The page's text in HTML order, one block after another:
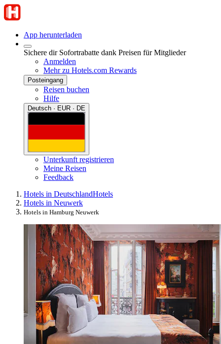
App herunterladen
Sichere dir Sofortrabatte dank Preisen für Mitglieder
Anmelden
Mehr zu Hotels.com Rewards
Posteingang
Reisen buchen
Hilfe
Deutsch · EUR · DE
Unterkunft registrieren
Meine Reisen
Feedback
Hotels in DeutschlandHotels
Hotels in Neuwerk
Hotels in Hamburg Neuwerk